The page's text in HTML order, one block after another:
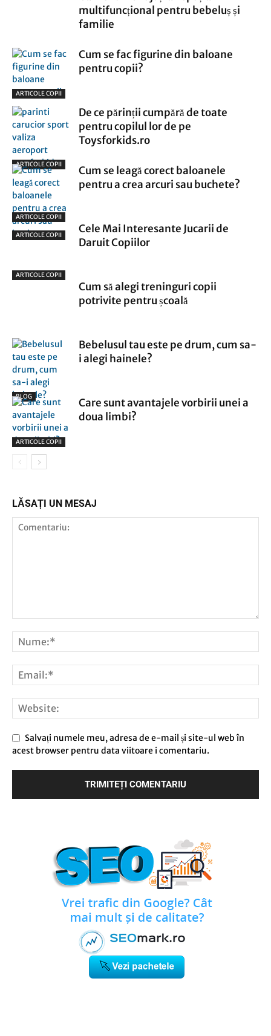
multifuncțional pentru bebeluș și
familie
ARTICOLE COPII
Cum se fac figurine din baloane
pentru copii?
ARTICOLE COPII
De ce părinții cumpără de toate
pentru copilul lor de pe
Toysforkids.ro
ARTICOLE COPII
Cum se leagă corect baloanele
pentru a crea arcuri sau buchete?
ARTICOLE COPII
Cele Mai Interesante Jucarii de
Daruit Copiilor
ARTICOLE COPII
Cum să alegi treninguri copii
potrivite pentru școală
BLOG
Bebelusul tau este pe drum, cum sa-
i alegi hainele?
ARTICOLE COPII
Care sunt avantajele vorbirii unei a
doua limbi?
LĂSAȚI UN MESAJ
Salvați numele meu, adresa de e-mail și site-ul web în
acest browser pentru data viitoare i comentariu.